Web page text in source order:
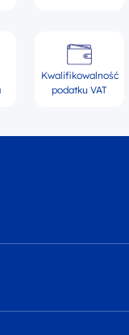
Kwalifikowalność
podatku VAT